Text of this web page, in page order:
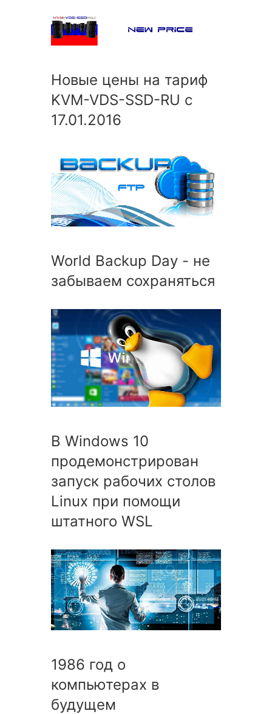
Новые цены на тариф
KVM-VDS-SSD-RU с
17.01.2016
World Backup Day - не
забываем сохраняться
В Windows 10
продемонстрирован
запуск рабочих столов
Linux при помощи
штатного WSL
1986 год о
компьютерах в
будущем